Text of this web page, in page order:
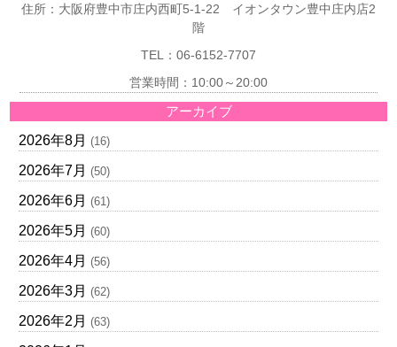
住所：大阪府豊中市庄内西町5-1-22 イオンタウン豊中庄内店2
階
TEL：06-6152-7707
営業時間：10:00～20:00
アーカイブ
2026年8月 (16)
2026年7月 (50)
2026年6月 (61)
2026年5月 (60)
2026年4月 (56)
2026年3月 (62)
2026年2月 (63)